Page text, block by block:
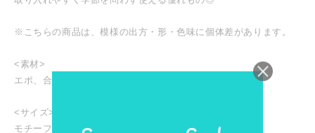
※こちらの商品は、模様の出方・形・色味に個体差があります。
<素材>
エポ、合金、真鍮
<サイズ>
モチーフ約40mm